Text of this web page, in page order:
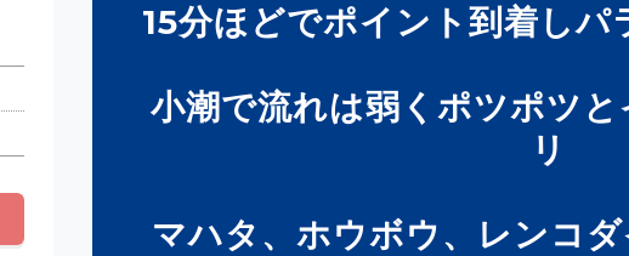
15分ほどでポイント到着しパ
小潮で流れは弱くポツポツ
リ
マハタ、ホウボウ、レンコ